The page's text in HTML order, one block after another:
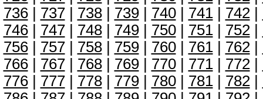
736| 737| 738| 739| 740| 741| 742|
746| 747| 748| 749| 750| 751| 752|
756| 757| 758| 759| 760| 761| 762|
766| 767| 768| 769| 770| 771| 772|
776| 777| 778| 779| 780| 781| 782|